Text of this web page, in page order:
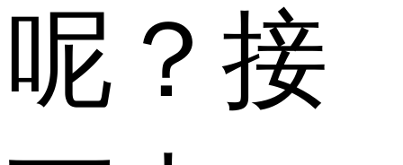
呢？接